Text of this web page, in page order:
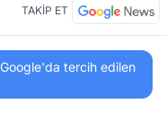
TAKİP ET
Google'da tercih edilen